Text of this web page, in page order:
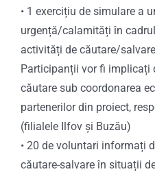
•1 exercițiu de simulare a
urgență/calamități în
activități de căutare/
Participanții vor fi implicați
căutare sub coordonarea
partenerilor din proiect,
(filialele Ilfov și Buzău)
•20 de voluntari informați
căutare-salvare în situații